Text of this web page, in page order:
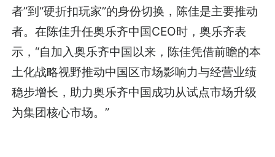
者”到“硬折扣玩家”的身份切换，陈佳是主要推动
者。在陈佳升任奥乐齐中国CEO时，奥乐齐表
示，“自加入奥乐齐中国以来，陈佳凭借前瞻的本
土化战略视野推动中国区市场影响力与经营业绩
稳步增长，助力奥乐齐中国成功从试点市场升级
为集团核心市场。”